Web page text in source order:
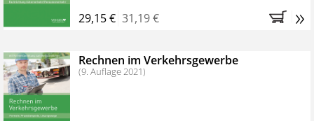
29,15 € 31,19 € »
Rechnen im Verkehrsgewerbe
(9. Auflage 2021)